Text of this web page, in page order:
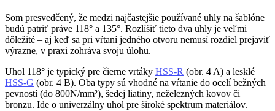
Som presvedčený, že medzi najčastejšie používané uhly na šablóne
budú patriť práve 118° a 135°. Rozlíšiť tieto dva uhly je veľmi
dôležité – aj keď sa pri vŕtaní jedného otvoru nemusí rozdiel prejaviť
výrazne, v praxi zohráva svoju úlohu.
Uhol 118° je typický pre čierne vrtáky HSS-R (obr. 4 A) a lesklé
HSS-G (obr. 4 B). Oba typy sú vhodné na vŕtanie do ocelí bežných
pevností (do 800N/mm²), šedej liatiny, neželezných kovov či
bronzu. Ide o univerzálny uhol pre široké spektrum materiálov.